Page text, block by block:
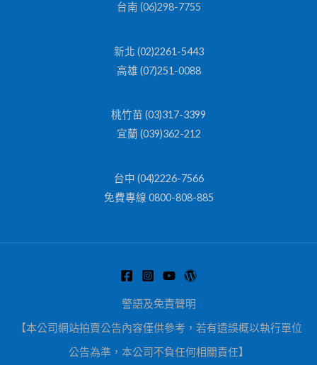
台南 (06)298-7755
新北 (02)2261-5443
高雄 (07)251-0088
桃竹苗 (03)317-3399
宜蘭 (039)362-212
台中 (04)2226-7566
免費專線 0800-808-885
警語及免責聲明
【本公司網站拍賣公告內容僅供參考，若有遺誤概以執行單位
公告為準，本公司不負任何相關責任】